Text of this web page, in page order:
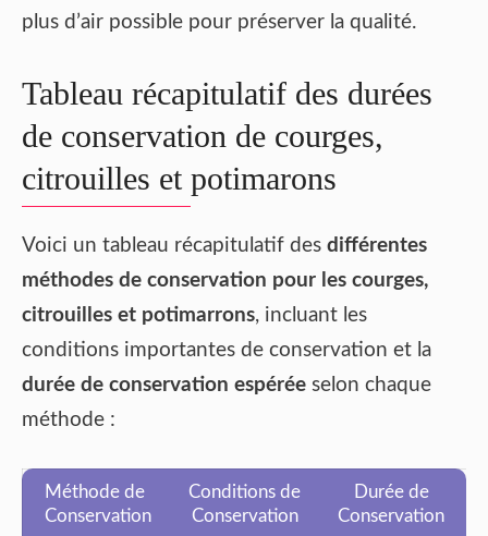
plus d’air possible pour préserver la qualité.
Tableau récapitulatif des durées
de conservation de courges,
citrouilles et potimarons
Voici un tableau récapitulatif des différentes
méthodes de conservation pour les courges,
citrouilles et potimarrons, incluant les
conditions importantes de conservation et la
durée de conservation espérée selon chaque
méthode :
Méthode de
Conservation
Conditions de
Conservation
Durée de
Conservation